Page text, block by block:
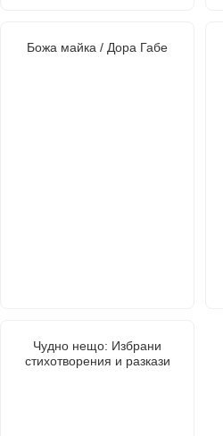
Божа майка / Дора Габе
Чудно нещо: Избрани
стихотворения и разкази